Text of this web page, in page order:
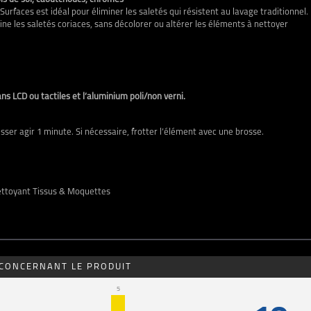
est idéal pour éliminer les saletés qui résistent au lavage traditionnel.
les saletés coriaces, sans décolorer ou altérer les éléments à nettoyer
LCD ou tactiles et l’aluminium poli/non verni.
agir 1 minute. Si nécessaire, frotter l’élément avec une brosse.
Tissus & Moquettes
LE PRODUIT
5